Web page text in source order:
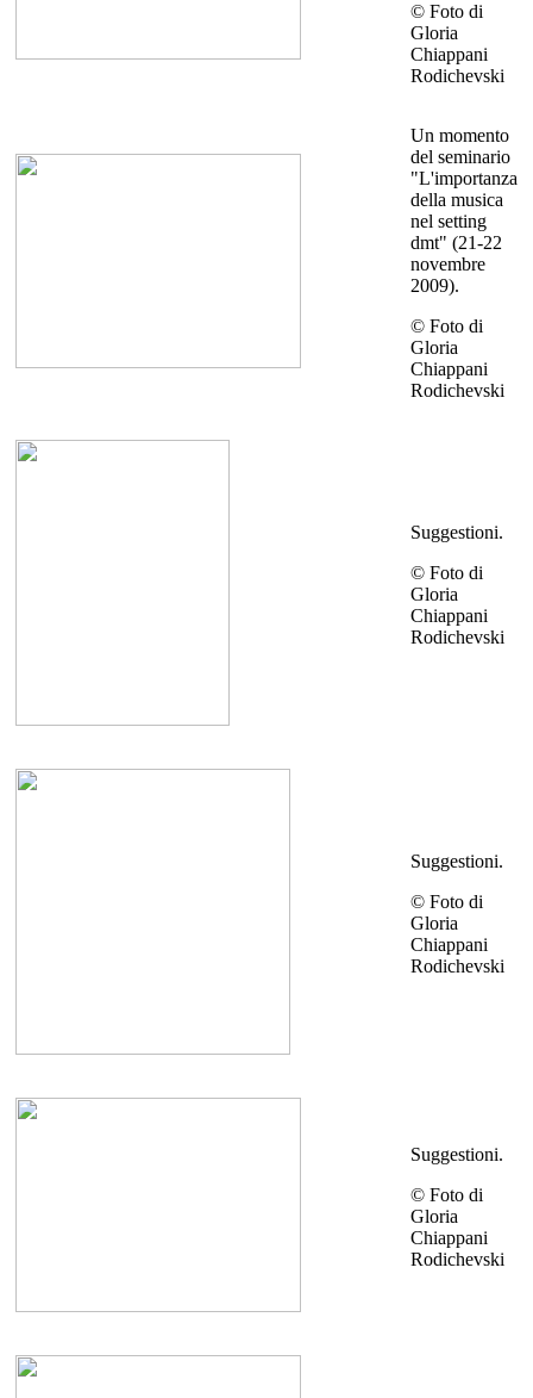
© Foto di
Gloria
Chiappani
Rodichevski
Un momento
del seminario
"L'importanza
della musica
nel setting
dmt" (21-22
novembre
2009).
© Foto di
Gloria
Chiappani
Rodichevski
Suggestioni.
© Foto di
Gloria
Chiappani
Rodichevski
Suggestioni.
© Foto di
Gloria
Chiappani
Rodichevski
Suggestioni.
© Foto di
Gloria
Chiappani
Rodichevski